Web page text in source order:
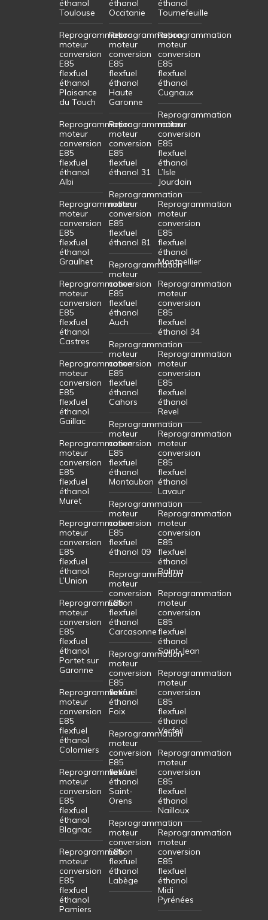
éthanol
Toulouse
Reprogrammation
moteur
conversion
E85
flexfuel
éthanol
Plaisance
du Touch
Reprogrammation
moteur
conversion
E85
flexfuel
éthanol
Albi
Reprogrammation
moteur
conversion
E85
flexfuel
éthanol
Graulhet
Reprogrammation
moteur
conversion
E85
flexfuel
éthanol
Castres
Reprogrammation
moteur
conversion
E85
flexfuel
éthanol
Gaillac
Reprogrammation
moteur
conversion
E85
flexfuel
éthanol
Muret
Reprogrammation
moteur
conversion
E85
flexfuel
éthanol
L’Union
Reprogrammation
moteur
conversion
E85
flexfuel
éthanol
Portet sur
Garonne
Reprogrammation
moteur
conversion
E85
flexfuel
éthanol
Colomiers
Reprogrammation
moteur
conversion
E85
flexfuel
éthanol
Blagnac
Reprogrammation
moteur
conversion
E85
flexfuel
éthanol
Pamiers
éthanol
Occitanie
Reprogrammation
moteur
conversion
E85
flexfuel
éthanol
Haute
Garonne
Reprogrammation
moteur
conversion
E85
flexfuel
éthanol 31
Reprogrammation
moteur
conversion
E85
flexfuel
éthanol 81
Reprogrammation
moteur
conversion
E85
flexfuel
éthanol
Auch
Reprogrammation
moteur
conversion
E85
flexfuel
éthanol
Cahors
Reprogrammation
moteur
conversion
E85
flexfuel
éthanol
Montauban
Reprogrammation
moteur
conversion
E85
flexfuel
éthanol 09
Reprogrammation
moteur
conversion
E85
flexfuel
éthanol
Carcasonne
Reprogrammation
moteur
conversion
E85
flexfuel
éthanol
Foix
Reprogrammation
moteur
conversion
E85
flexfuel
éthanol
Saint-
Orens
Reprogrammation
moteur
conversion
E85
flexfuel
éthanol
Labège
éthanol
Tournefeuille
Reprogrammation
moteur
conversion
E85
flexfuel
éthanol
Cugnaux
Reprogrammation
moteur
conversion
E85
flexfuel
éthanol
L’Isle
Jourdain
Reprogrammation
moteur
conversion
E85
flexfuel
éthanol
Montpellier
Reprogrammation
moteur
conversion
E85
flexfuel
éthanol 34
Reprogrammation
moteur
conversion
E85
flexfuel
éthanol
Revel
Reprogrammation
moteur
conversion
E85
flexfuel
éthanol
Lavaur
Reprogrammation
moteur
conversion
E85
flexfuel
éthanol
Balma
Reprogrammation
moteur
conversion
E85
flexfuel
éthanol
Saint-Jean
Reprogrammation
moteur
conversion
E85
flexfuel
éthanol
Verfeil
Reprogrammation
moteur
conversion
E85
flexfuel
éthanol
Nailloux
Reprogrammation
moteur
conversion
E85
flexfuel
éthanol
Midi
Pyrénées